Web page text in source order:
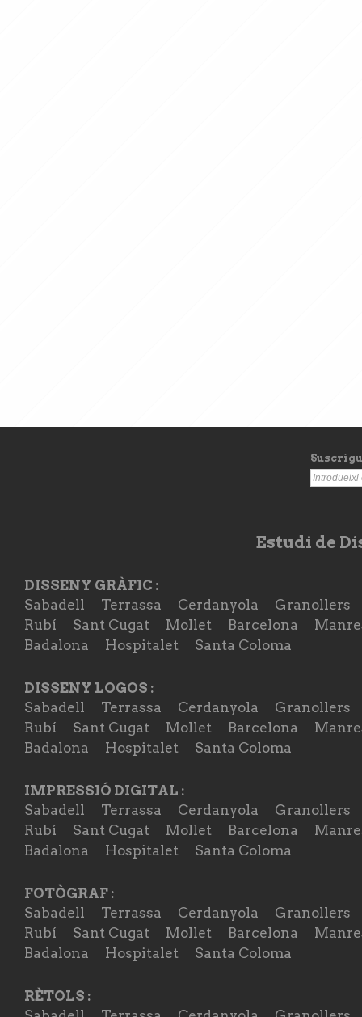
Estudi de
DISSENY GRÀFIC :
Sabadell
Terrassa Cerdanyola
Granollers
Rubí
Sant Cugat Mollet Barcelona
Badalona
Hospitalet Santa Coloma
DISSENY LOGOS :
Sabadell
Terrassa Cerdanyola
Granollers
Rubí
Sant Cugat Mollet Barcelona
Badalona
Hospitalet Santa Coloma
IMPRESSIÓ DIGITAL :
Sabadell
Terrassa Cerdanyola
Granollers
Rubí
Sant Cugat Mollet Barcelona
Badalona
Hospitalet Santa Coloma
FOTÒGRAF :
Sabadell
Terrassa Cerdanyola
Granollers
Rubí
Sant Cugat Mollet Barcelona
Badalona
Hospitalet Santa Coloma
RÈTOLS :